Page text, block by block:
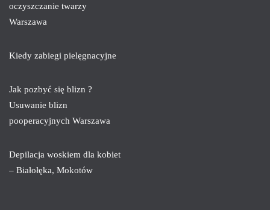
oczyszczanie twarzy
Warszawa
Kiedy zabiegi pielęgnacyjne
Jak pozbyć się blizn ?
Usuwanie blizn
pooperacyjnych Warszawa
Depilacja woskiem dla kobiet
– Białołęka, Mokotów